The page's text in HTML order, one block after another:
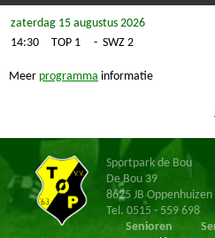
zaterdag 15 augustus 2026
14:30
TOP 1 - SWZ 2
Meer programma informatie
Sportpark de Bou
De Bou 39
8625 JB Oppenhuizen
Tel. 0515 - 559 698
Senioren